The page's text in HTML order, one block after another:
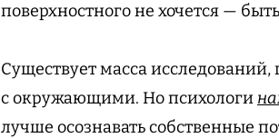
поверхностного не хочется —
Существует масса
с окружающими. Но психологи
лучше осознавать собственные